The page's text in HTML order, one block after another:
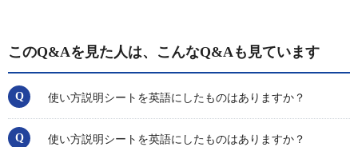
このQ&Aを見た人は、こんなQ&Aも見ています
使い方説明シートを英語にしたものはありますか？
使い方説明シートを英語にしたものはありますか？